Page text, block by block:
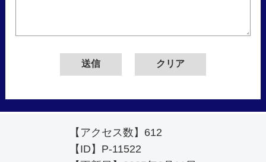
【アクセス数】 612
【ID】 P-11522